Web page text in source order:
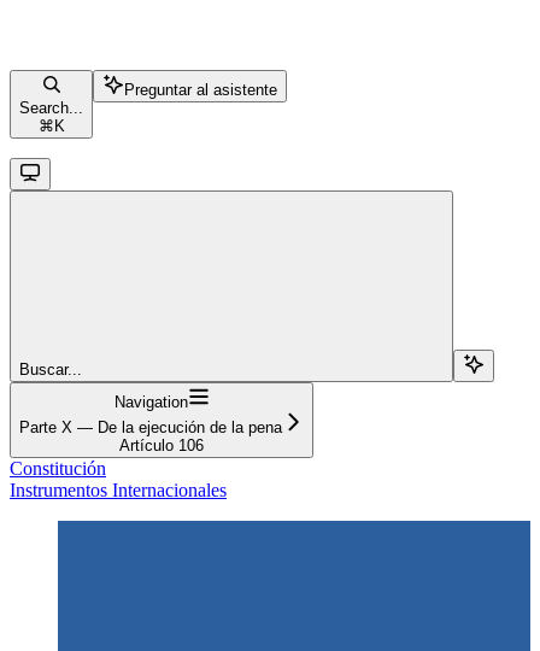
Search...
⌘ K
Preguntar al asistente
Buscar...
Navigation
Parte X — De la ejecución de la pena
Artículo 106
Constitución
Instrumentos Internacionales